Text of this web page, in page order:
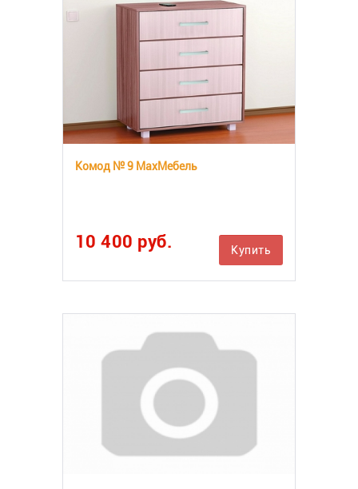
Комод № 9 MaxМебель
10 400 руб. Купить